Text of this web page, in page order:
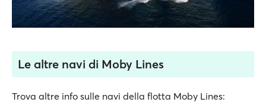
Le altre navi di Moby Lines
Trova altre info sulle navi della flotta Moby Lines: